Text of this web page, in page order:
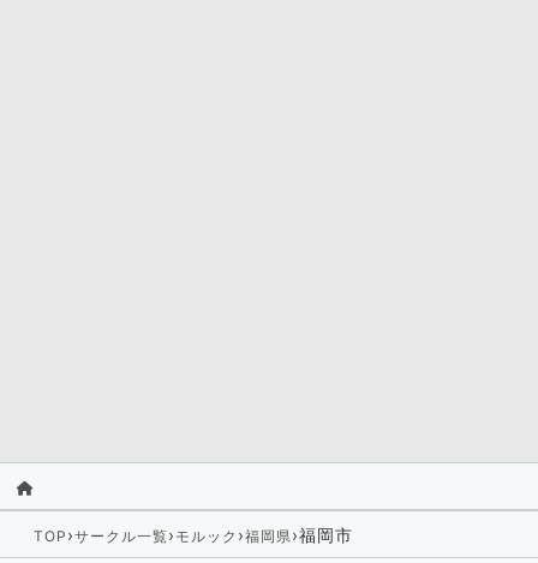
TOP ›サークル一覧› モルック ›福岡県›福岡市